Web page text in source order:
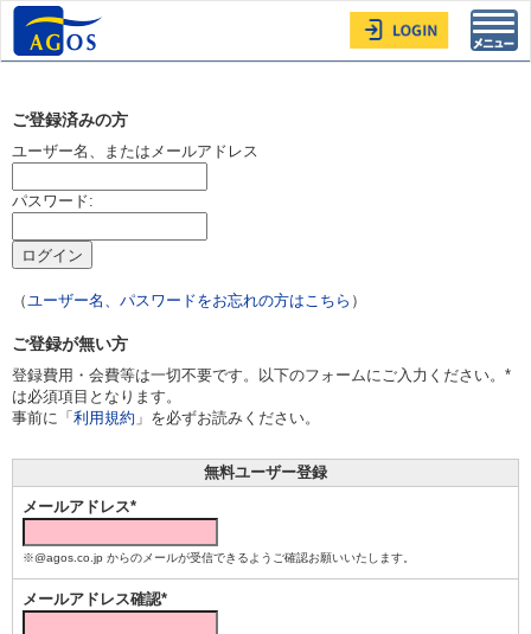
ご登録済みの方
ユーザー名、またはメールアドレス
パスワード:
（ユーザー名、パスワードをお忘れの方はこちら ）
ご登録が無い方
登録費用・会費等は一切不要です。以下のフォームにご入力ください。*
は必須項目となります。
事前に「 利用規約 」を必ずお読みください。
無料ユーザー登録
メールアドレス*
※@agos.co.jp からのメールが受信できるようご確認お願いいたします。
メールアドレス確認*